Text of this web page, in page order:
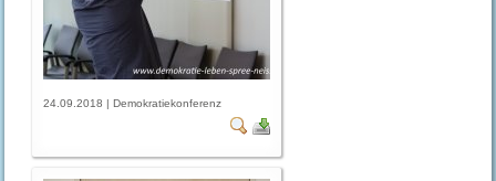
24.09.2018 | Demokratiekonferenz